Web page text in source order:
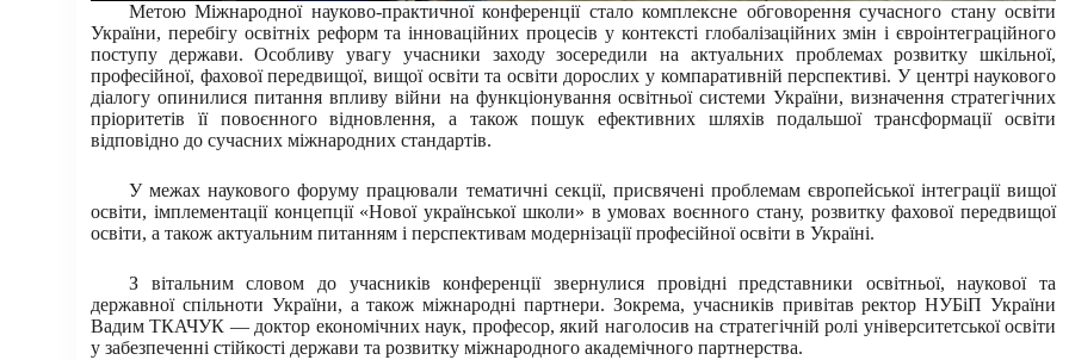
Метою Міжнародної науково-практичної конференції стало комплексне обговорення сучасного стану освіти
України, перебігу освітніх реформ та інноваційних процесів у контексті глобалізаційних змін і євроінтеграційного
поступу держави. Особливу увагу учасники заходу зосередили на актуальних проблемах розвитку шкільної,
професійної, фахової передвищої, вищої освіти та освіти дорослих у компаративній перспективі. У центрі наукового
діалогу опинилися питання впливу війни на функціонування освітньої системи України, визначення стратегічних
пріоритетів її повоєнного відновлення, а також пошук ефективних шляхів подальшої трансформації освіти
відповідно до сучасних міжнародних стандартів.
У межах наукового форуму працювали тематичні секції, присвячені проблемам європейської інтеграції вищої
освіти, імплементації концепції «Нової української школи» в умовах воєнного стану, розвитку фахової передвищої
освіти, а також актуальним питанням і перспективам модернізації професійної освіти в Україні.
З вітальним словом до учасників конференції звернулися провідні представники освітньої, наукової та
державної спільноти України, а також міжнародні партнери. Зокрема, учасників привітав ректор НУБіП України
Вадим ТКАЧУК — доктор економічних наук, професор, який наголосив на стратегічній ролі університетської освіти
у забезпеченні стійкості держави та розвитку міжнародного академічного партнерства.